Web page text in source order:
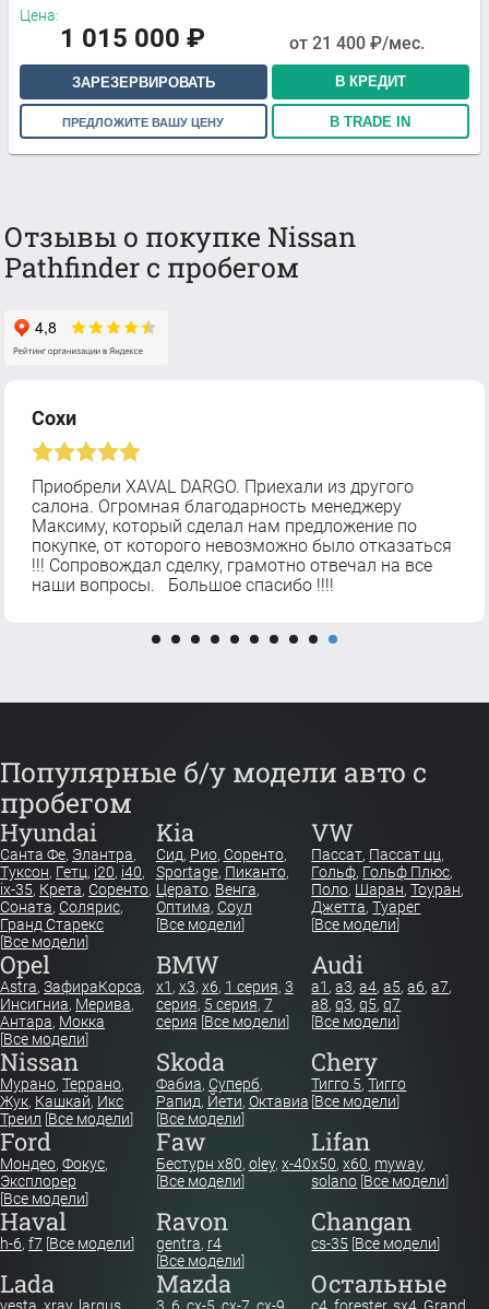
Цена:
1 015 000 ₽ от 21 400 ₽/мес.
ЗАРЕЗЕРВИРОВАТЬ В КРЕДИТ
ПРЕДЛОЖИТЕ ВАШУ ЦЕНУ В TRADE IN
Отзывы о покупке Nissan
Pathfinder с пробегом
Сохи
Приобрели XAVAL DARGO. Приехали из другого
салона. Огромная благодарность менеджеру
Максиму, который сделал нам предложение по
покупке, от которого невозможно было отказаться
!!! Сопровождал сделку, грамотно отвечал на все
наши вопросы. Большое спасибо !!!!
Популярные б/у модели авто с
пробегом
Hyundai
Санта Фе, Элантра,
Туксон, Гетц, i20, i40,
ix-35, Крета, Соренто,
Соната, Солярис,
Гранд Старекс
[Все модели]
Kia
Сид, Рио, Соренто,
Sportage, Пиканто,
Церато, Венга,
Оптима, Соул
[Все модели]
VW
Пассат, Пассат цц,
Гольф, Гольф Плюс,
Поло, Шаран,Тоуран,
Джетта,Туарег
[Все модели]
Opel
Astra, ЗафираКорса,
Инсигниа, Мерива,
Антара, Мокка
[Все модели]
BMW
x1 , x3, x6, 1 серия, 3
серия, 5 серия, 7
серия [Все модели]
Audi
a1 ,a3,a4,a5,a6,a7,
a8,q3,q5,q7
[Все модели]
Nissan
Мурано, Террано,
Жук, Кашкай, Икс
Треил [Все модели]
Skoda
Фабиа, Суперб,
Рапид, Йети, Октавиа
[Все модели]
Chery
Тигго 5,Тигго
[Все модели]
Ford
Мондео, Фокус,
Эксплорер
[Все модели]
Faw
Бестурн х80, oley, x-40
[Все модели]
Lifan
x50,x60, myway,
solano [Все модели]
Haval
h-6, f7 [Все модели]
Ravon
gentra, r4
[Все модели]
Changan
cs-35 [Все модели]
Lada Mazda Остальные